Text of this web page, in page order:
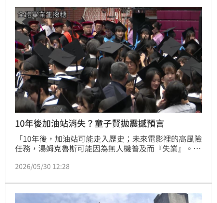
鄉孩子絕對不能錯過這班列車，國內科技大廠推動CSR
時，更應強化AI教育資源比重。
10年後加油站消失？童子賢拋震撼預言
「10年後，加油站可能走入歷史；未來電影裡的高風險
任務，湯姆克魯斯可能因為無人機普及而『失業』。」
畢業典禮，面對台下 4000 多名學子，他沒有談論枯燥
深刻時代命題。在人工智慧（AI）與無人載具急速演進
的當下，童子賢直言，世界正經歷一場前所未有的劇烈
2026/05/30 12:28